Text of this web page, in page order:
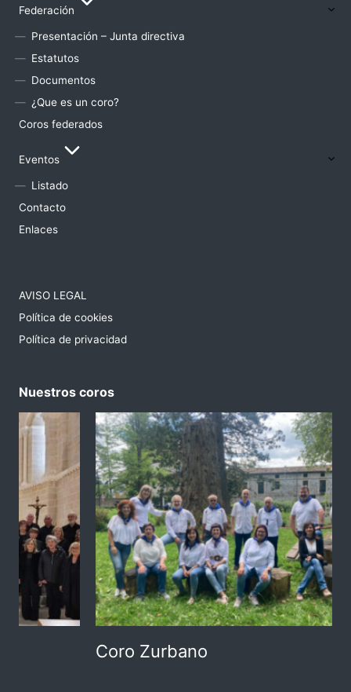
Federación
Presentación – Junta directiva
Estatutos
Documentos
¿Que es un coro?
Coros federados
Eventos
Listado
Contacto
Enlaces
AVISO LEGAL
Política de cookies
Política de privacidad
Nuestros coros
Coro Zurbano